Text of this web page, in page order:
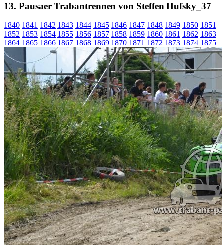
13. Pausaer Trabantrennen von Steffen Hufsky_37
1840 1841 1842 1843 1844 1845 1846 1847 1848 1849 1850 1851
1852 1853 1854 1855 1856 1857 1858 1859 1860 1861 1862 1863
1864 1865 1866 1867 1868 1869 1870 1871 1872 1873 1874 1875